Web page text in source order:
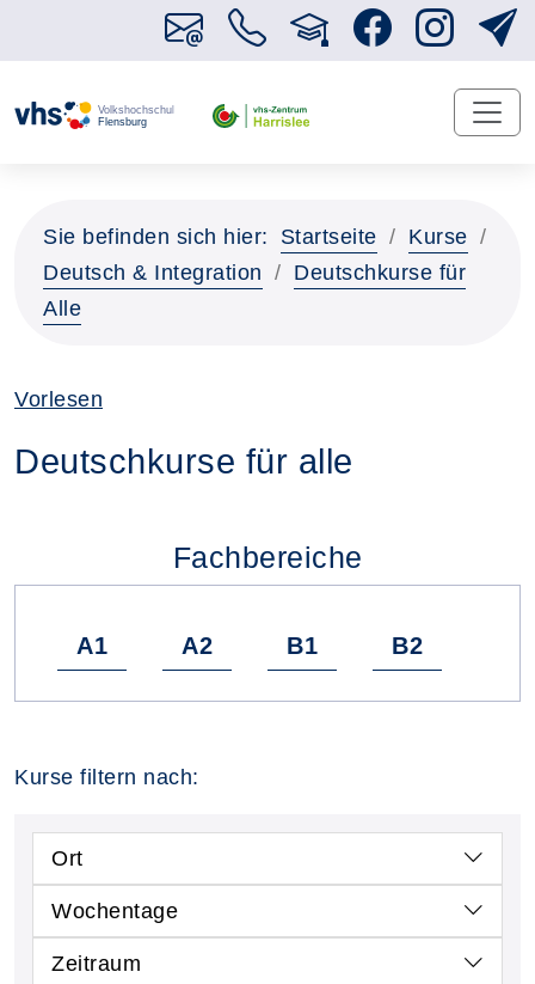
Sie befinden sich hier: Startseite
Kurse
Deutsch & Integration
Deutschkurse für
Alle
Vorlesen
Deutschkurse für alle
Fachbereiche
A1 A2 B1 B2
Kurse filtern nach:
Ort
Wochentage
Zeitraum